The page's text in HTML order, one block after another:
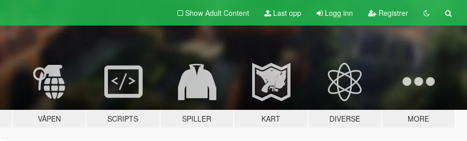
Show Adult Content Last opp Logg inn Registrer
VÅPEN SCRIPTS SPILLER KART DIVERSE MORE